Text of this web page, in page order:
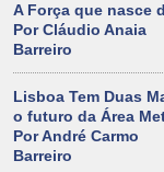
A Força que nasce
Por Cláudio Anaia
Barreiro
Lisboa Tem Duas
o futuro da Área
Por André Carmo
Barreiro